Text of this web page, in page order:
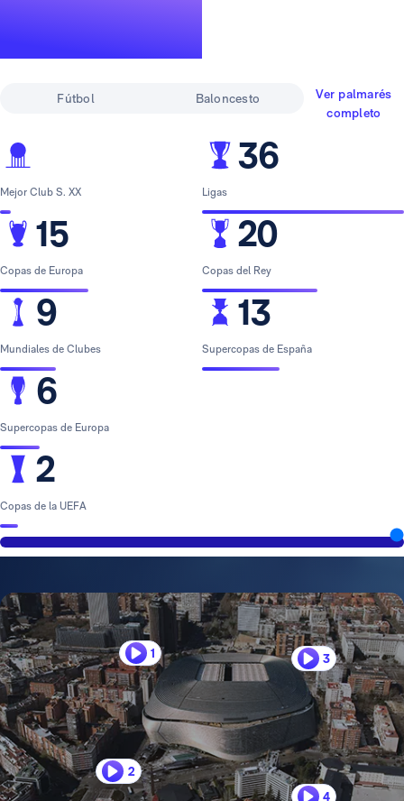
Fútbol Baloncesto
Ver palmarés
completo
Mejor Club S. XX
15
Copas de Europa
9
Mundiales de Clubes
6
Supercopas de Europa
2
Copas de la UEFA
36
Ligas
20
Copas del Rey
13
Supercopas de España
1
2
3
4